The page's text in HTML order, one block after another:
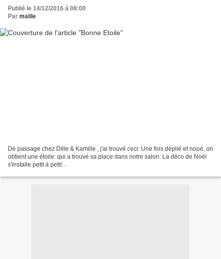
Publié le 14/12/2016 à 08:00
Par malile
De passage chez Dille & Kamille , j'ai trouvé ceci: Une fois déplié et noué, on
obtient une étoile: qui a trouvé sa place dans notre salon: La déco de Noël
s'installe petit à petit...